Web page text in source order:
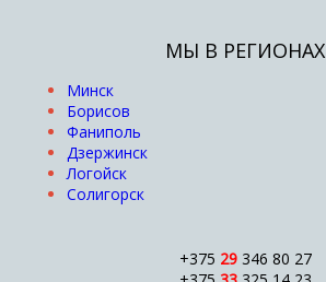
МЫ В РЕГИОНАХ
Минск
Борисов
Фаниполь
Дзержинск
Логойск
Солигорск
+375 29346 80 27